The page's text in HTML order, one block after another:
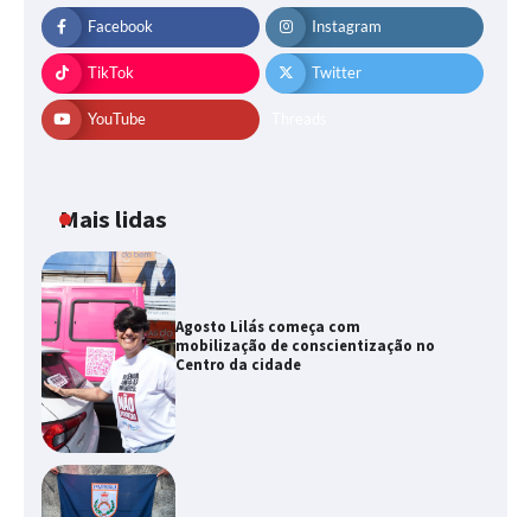
Facebook Instagram
TikTok Twitter
YouTube
Mais lidas
Agosto Lilás começa com
mobilização de conscientização no
Centro da cidade